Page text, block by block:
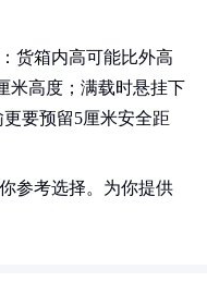
货箱内高可能比外高
米高度；满载时悬挂下
要预留5厘米安全距
参考选择。为你提供